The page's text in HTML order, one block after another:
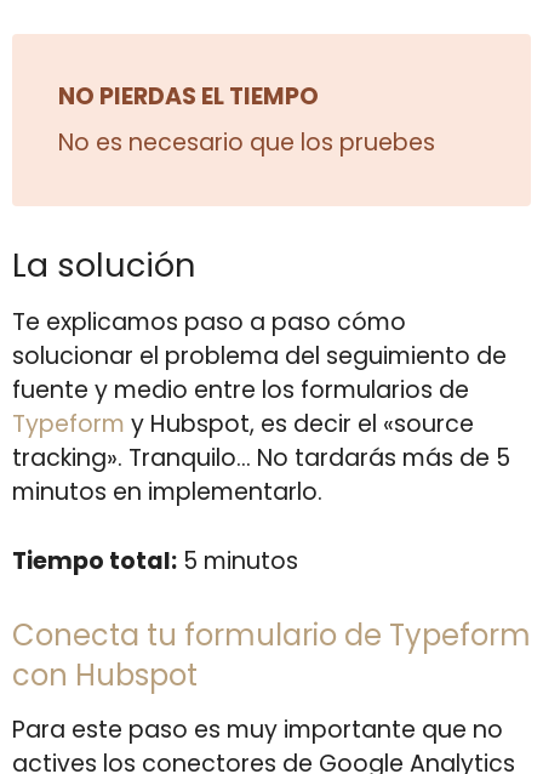
NO PIERDAS EL TIEMPO
No es necesario que los pruebes
La solución
Te explicamos paso a paso cómo
solucionar el problema del seguimiento de
fuente y medio entre los formularios de
Typeform y Hubspot, es decir el «source
tracking». Tranquilo… No tardarás más de 5
minutos en implementarlo.
Tiempo total: 5 minutos
Conecta tu formulario de Typeform
con Hubspot
Para este paso es muy importante que no
actives los conectores de Google Analytics